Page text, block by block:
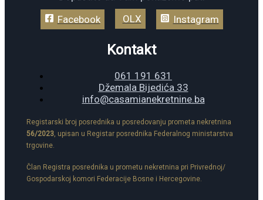
Facebook
OLX Instagram
Kontakt
061 191 631
Džemala Bijedića 33
info@casamianekretnine.ba
Registarski broj posrednika u posredovanju prometa nekretnina
56/2023, upisan u Registar posrednika Federalnog ministarstva
trgovine.
Član Registra posrednika u prometu nekretnina pri Privrednoj/
Gospodarskoj komori Federacije Bosne i Hercegovine.